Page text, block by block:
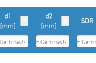
d1
[mm]
d2
[mm]
SDR